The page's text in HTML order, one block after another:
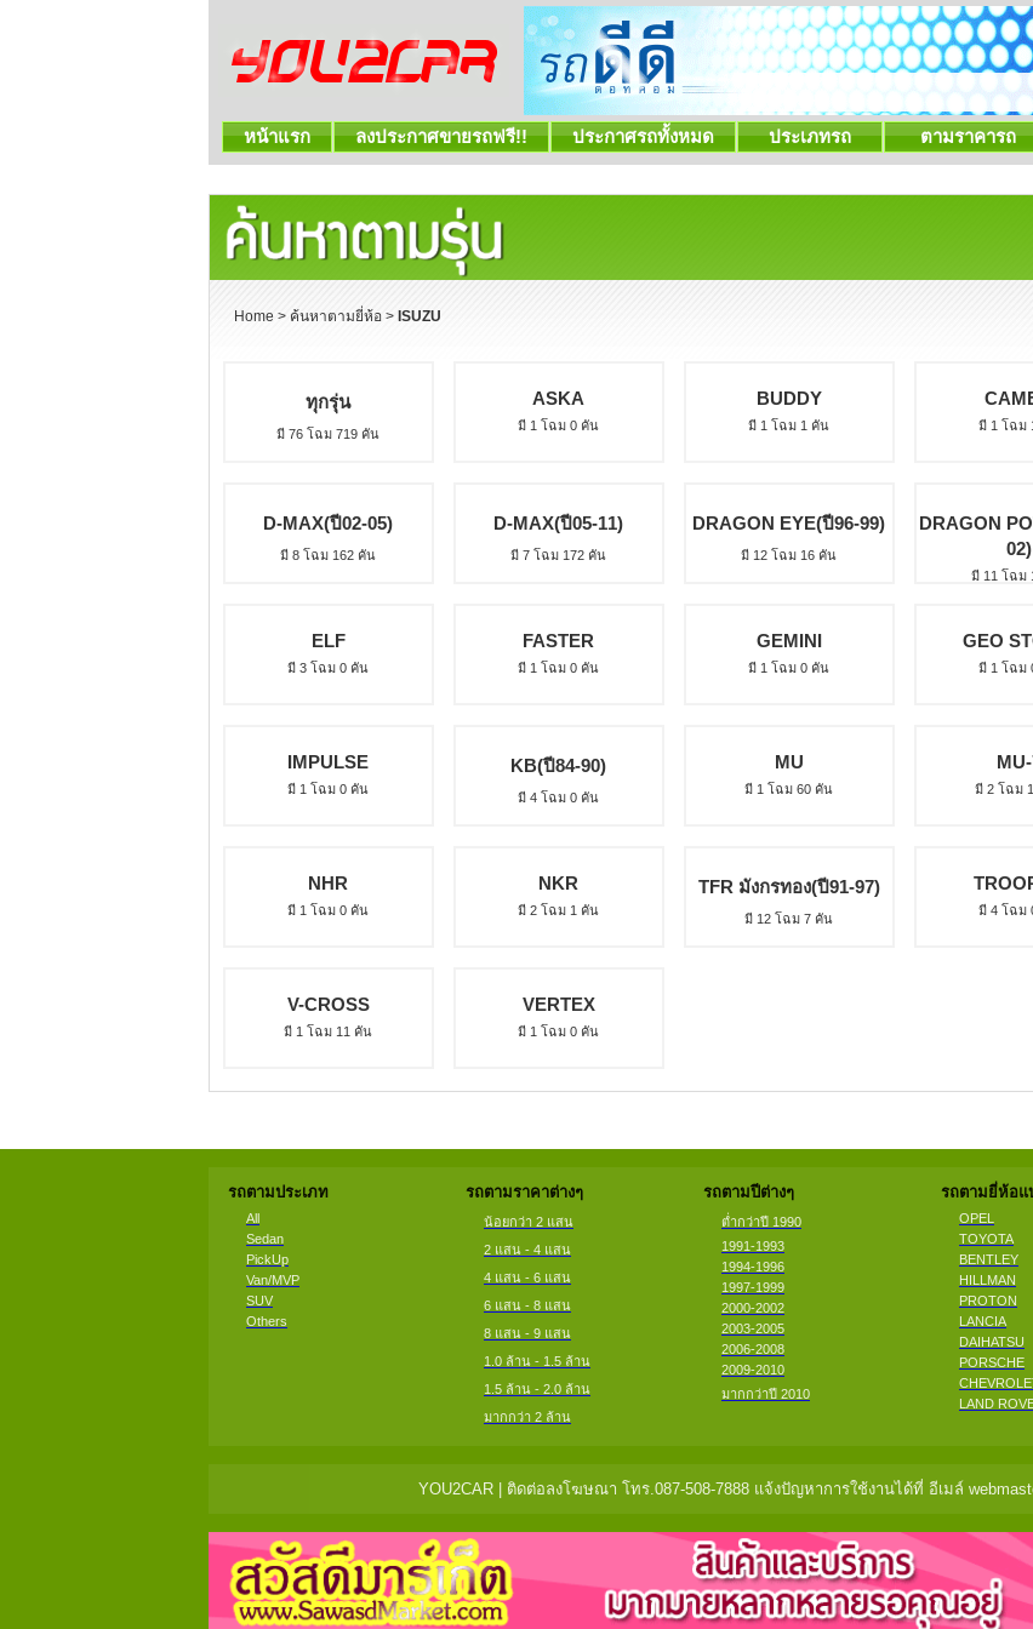
หน้าแรก ลงประกาศขายรถฟรี!! ประกาศรถทั้งหมด ประเภทรถ ตามราคารถ
Home > ค้นหาตามยี่ห้อ > ISUZU
ทุกรุ่น
มี 76 โฉม 719 คัน
ASKA
มี 1 โฉม 0 คัน
BUDDY
มี 1 โฉม 1 คัน มี 1 โฉม
D-MAX(ปี02-05)
มี 8 โฉม 162 คัน
D-MAX(ปี05-11)
มี 7 โฉม 172 คัน
DRAGON EYE(ปี96-99)
มี 12 โฉม 16 คัน
DRAGON
02)
มี 11 โฉม
ELF
มี 3 โฉม 0 คัน
FASTER
มี 1 โฉม 0 คัน
GEMINI
มี 1 โฉม 0 คัน
GEO
มี 1 โฉม
IMPULSE
มี 1 โฉม 0 คัน
KB(ปี84-90)
มี 4 โฉม 0 คัน
MU
มี 1 โฉม 60 คัน มี 2 โฉม
NHR
มี 1 โฉม 0 คัน
NKR
มี 2 โฉม 1 คัน
TFR มังกรทอง(ปี91-97)
มี 12 โฉม 7 คัน
มี 4 โฉม
V-CROSS
มี 1 โฉม 11 คัน
VERTEX
มี 1 โฉม 0 คัน
รถตามประเภท
All
Sedan
PickUp
Van/MVP
SUV
Others
รถตามราคาต่างๆ
น้อยกว่า 2 แสน
2 แสน - 4 แสน
4 แสน - 6 แสน
6 แสน - 8 แสน
8 แสน - 9 แสน
1.0 ล้าน - 1.5 ล้าน
1.5 ล้าน - 2.0 ล้าน
มากกว่า 2 ล้าน
รถตามปีต่างๆ
ต่ำกว่าปี 1990
1991-1993
1994-1996
1997-1999
2000-2002
2003-2005
2006-2008
2009-2010
มากกว่าปี 2010
รถตามยี่ห้อแ
OPEL
TOYOTA
BENTLEY
HILLMAN
PROTON
LANCIA
DAIHATSU
PORSCHE
LAND
YOU2CAR | ติดต่อลงโฆษณา โทร.087-508-7888 แจ้งปัญหาการใช้งานได้ที่ อีเมล์